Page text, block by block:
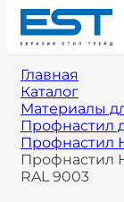
Главная
Каталог
Материалы
Профнастил
Профнастил
Профнастил
RAL 9003